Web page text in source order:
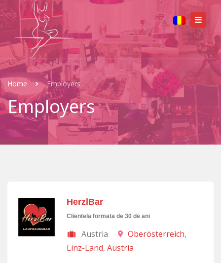
Home Employers
Employers
HerzlBar
Clientela formata de 30 de ani
Austria Oberösterreich,
Linz-Land, Austria